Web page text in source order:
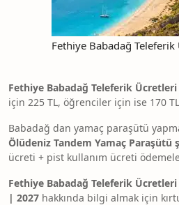
Fethiye Babadağ Teleferik
Fethiye Babadağ Teleferik Ücretleri
için 225 TL, öğrenciler için ise 170
Babadağ dan yamaç paraşütü
Ölüdeniz Tandem Yamaç Paraşütü
ücreti + pist kullanım ücreti
Fethiye Babadağ Teleferik
| 2027 hakkında bilgi almak için